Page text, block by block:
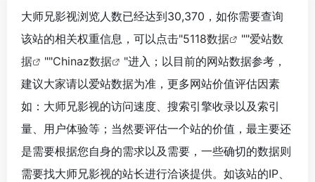
大师兄影视浏览人数已经达到30,370，如你需要查询
该站的相关权重信息，可以点击"5118数据 ""爱站数
据
""Chinaz数据
"进入；以目前的网站数据参考，
建议大家请以爱站数据为准，更多网站价值评估因素
如：大师兄影视的访问速度、搜索引擎收录以及索引
量、用户体验等；当然要评估一个站的价值，最主要还
是需要根据您自身的需求以及需要，一些确切的数据则
需要找大师兄影视的站长进行洽谈提供。如该站的IP、